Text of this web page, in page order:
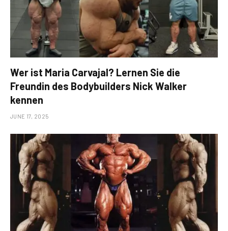
Wer ist Maria Carvajal? Lernen Sie die
Freundin des Bodybuilders Nick Walker
kennen
JUNE 17, 2025